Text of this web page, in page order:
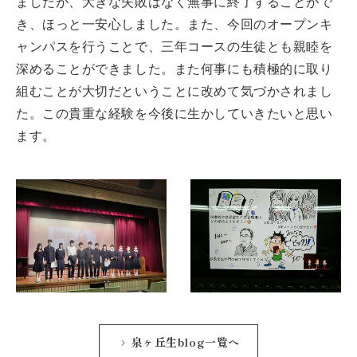
き、ほっと一安心しました。また、今回のオープンキ
ャンパスを行うことで、三年コースの生徒とも親睦を
深めることができました。また何事にも積極的に取り
組むことが大切だということに改めて気づかされまし
た。この貴重な経験を今後に生かしていきたいと思い
ます。
泉ヶ丘生blog一覧へ